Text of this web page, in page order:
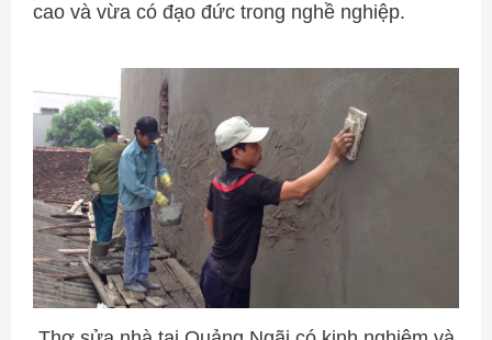
cao và vừa có đạo đức trong nghề nghiệp.